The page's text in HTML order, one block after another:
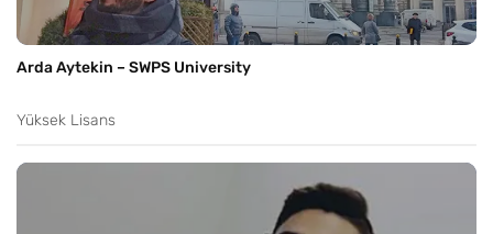
Arda Aytekin – SWPS University
Yüksek Lisans